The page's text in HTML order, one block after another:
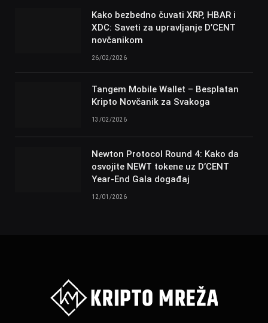
Kako bezbedno čuvati XRP, HBAR i
XDC: Saveti za upravljanje D’CENT
novčanikom
26/02/2026
Tangem Mobile Wallet – Besplatan
Kripto Novčanik za Svakoga
13/02/2026
Newton Protocol Round 4: Kako da
osvojite NEWT tokene uz D’CENT
Year-End Gala događaj
12/01/2026